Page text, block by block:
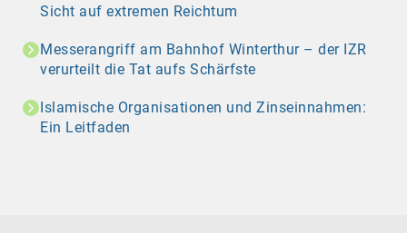
Sicht auf extremen Reichtum
Messerangriff am Bahnhof Winterthur – der IZR
verurteilt die Tat aufs Schärfste
Islamische Organisationen und Zinseinnahmen:
Ein Leitfaden